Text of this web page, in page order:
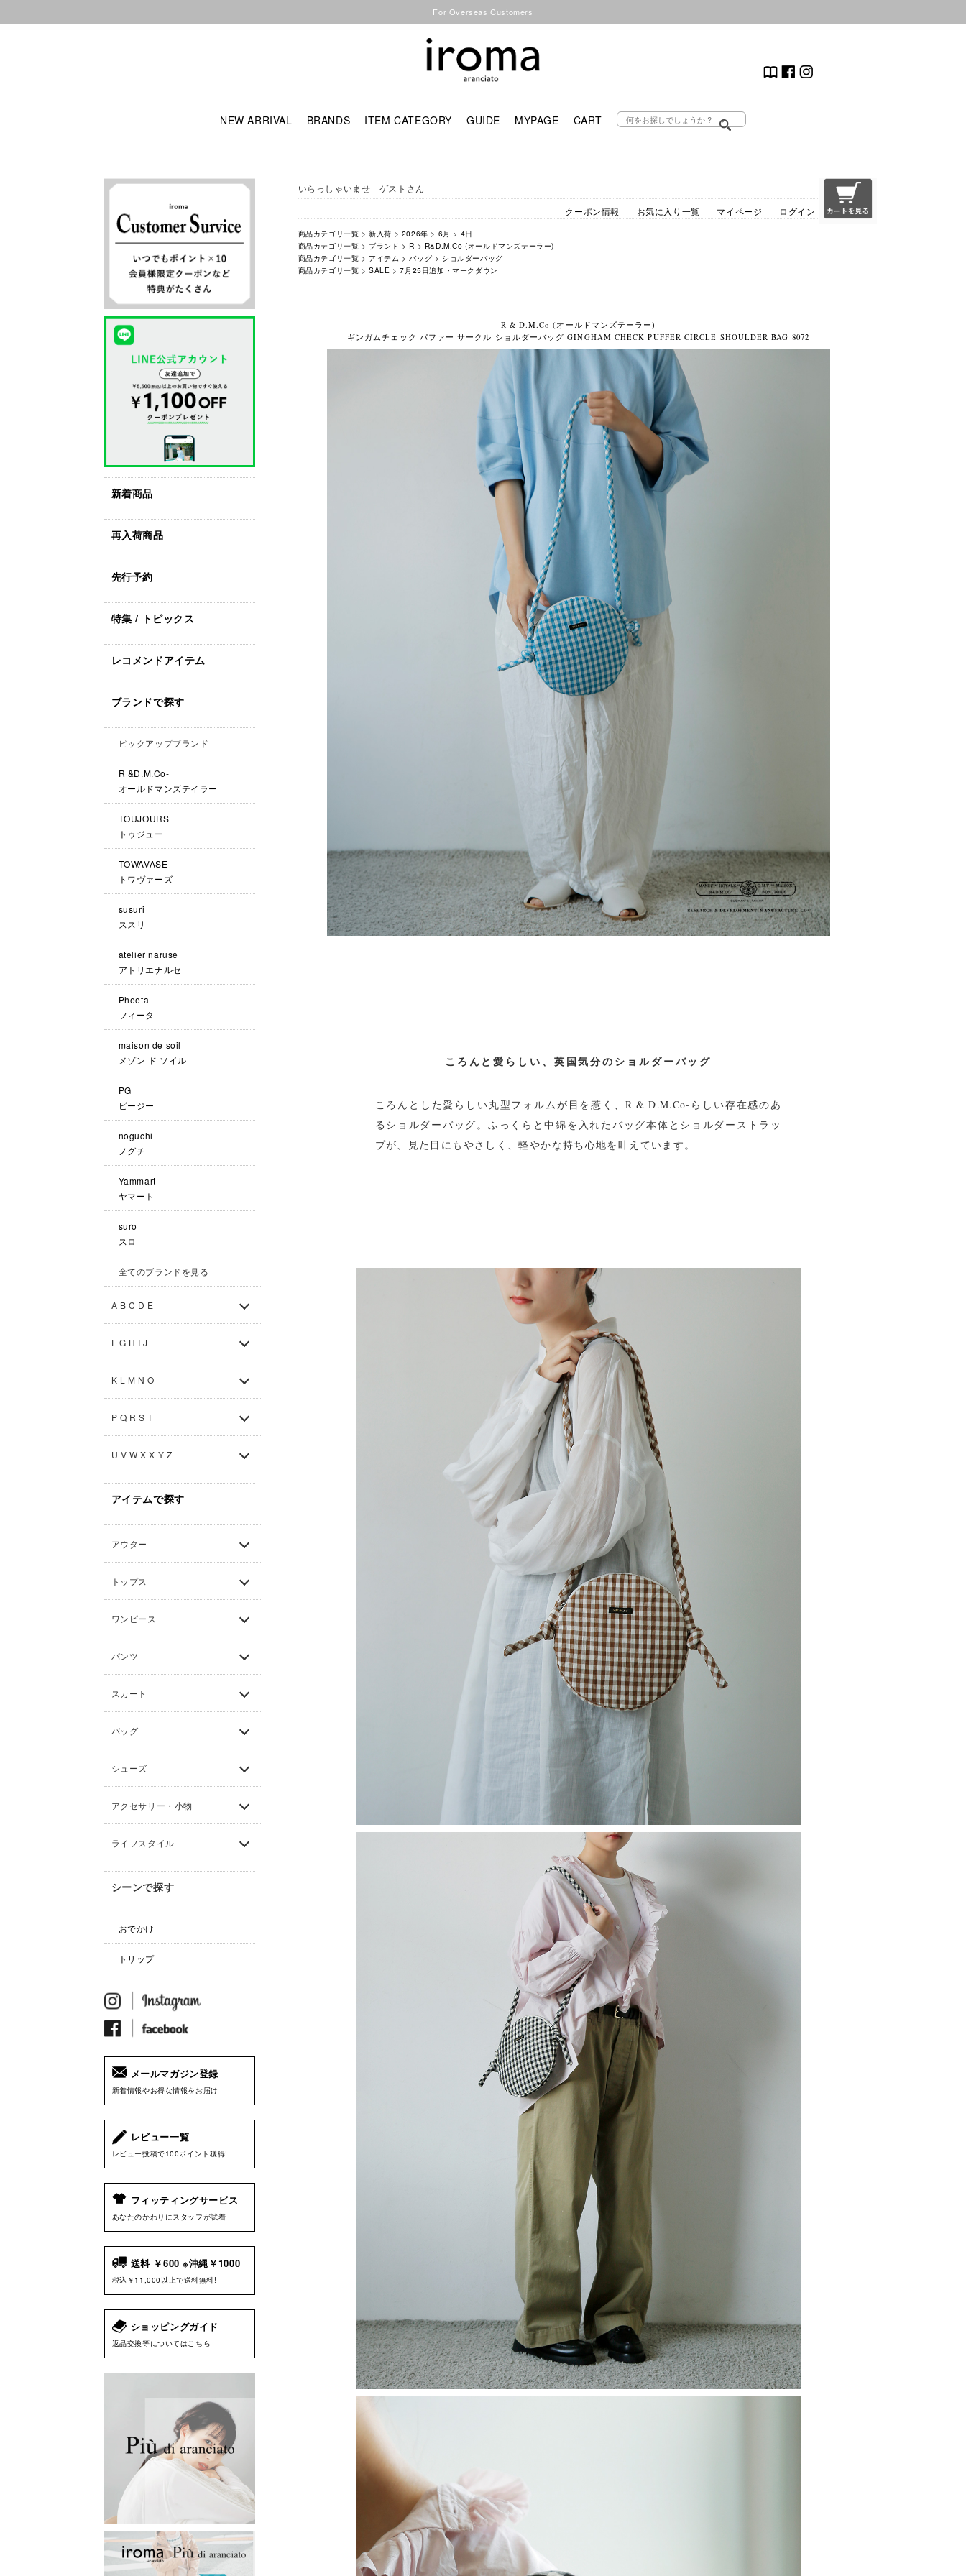
For Overseas Customers
NEW ARRIVAL BRANDS ITEM CATEGORY GUIDE MYPAGE CART
新着商品
再入荷商品
先行予約
特集 / トピックス
レコメンドアイテム
ブランドで探す
ピックアップブランド
R &D.M.Co-
オールドマンズテイラー
TOUJOURS
トゥジュー
TOWAVASE
トワヴァーズ
susuri
ススリ
atelier naruse
アトリエナルセ
Pheeta
フィータ
maison de soil
メゾン ド ソイル
PG
ピージー
noguchi
ノグチ
Yammart
ヤマート
suro
スロ
全てのブランドを見る
A B C D E
F G H I J
K L M N O
P Q R S T
U V W X X Y Z
アイテムで探す
アウター
トップス
ワンピース
パンツ
スカート
バッグ
シューズ
アクセサリー・小物
ライフスタイル
シーンで探す
おでかけ
トリップ
メールマガジン登録
新着情報やお得な情報をお届け
レビュー一覧
レビュー投稿で100ポイント獲得!
フィッティングサービス
あなたのかわりにスタッフが試着
送料 ￥600 ※沖縄￥1000
税込￥11,000以上で送料無料!
ショッピングガイド
返品交換等についてはこちら
いらっしゃいませ ゲストさん
クーポン情報
お気に入り一覧 マイページ ログイン
商品カテゴリ一覧 >新入荷 > 2026年 > 6月 > 4日
商品カテゴリ一覧 > ブランド > R > R&D.M.Co-(オールドマンズテーラー)
商品カテゴリ一覧 > アイテム >バッグ > ショルダーバッグ
商品カテゴリ一覧 >SALE >7月25日追加・マークダウン
R & D.M.Co-(オールドマンズテーラー)
ギンガムチェック パファー サークル ショルダーバッグ GINGHAM CHECK PUFFER CIRCLE SHOULDER BAG 8072
ころんと愛らしい、英国気分のショルダーバッグ
ころんとした愛らしい丸型フォルムが目を惹く、R & D.M.Co-らしい存在感のあ
るショルダーバッグ。ふっくらと中綿を入れたバッグ本体とショルダーストラッ
プが、見た目にもやさしく、軽やかな持ち心地を叶えています。